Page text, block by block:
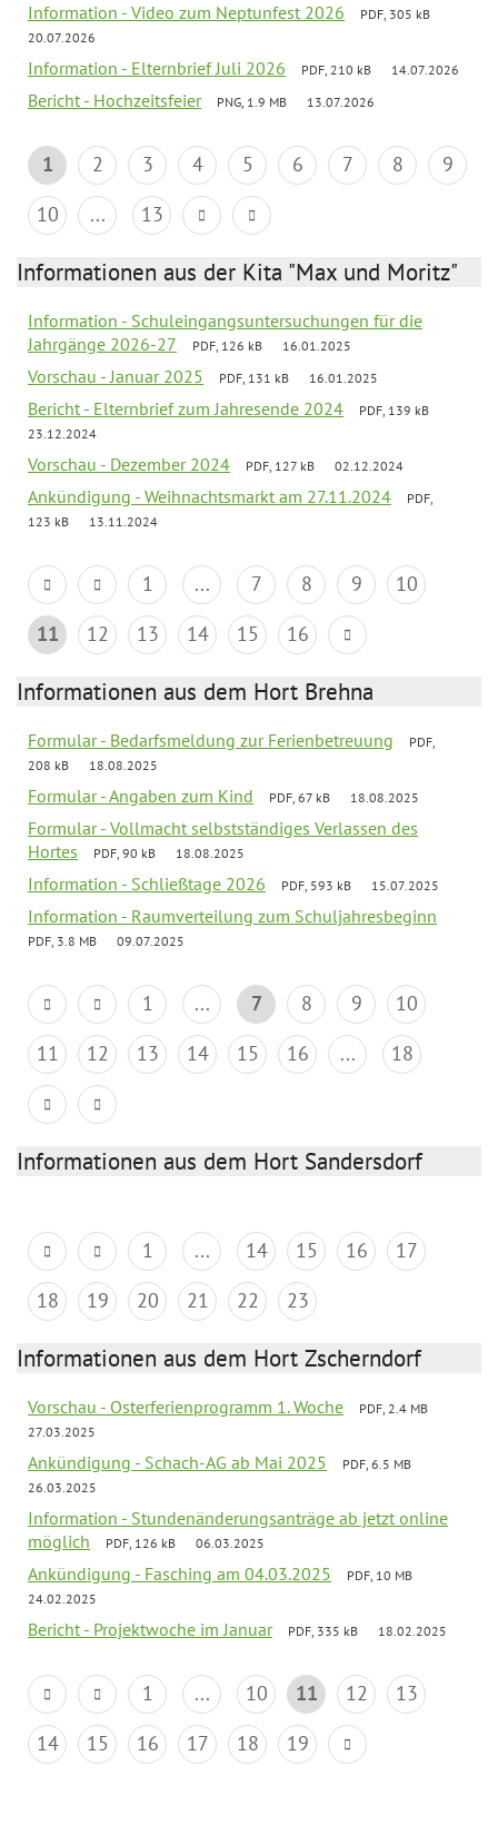
Information - Video zum Neptunfest 2026
PDF, 305 kB
20.07.2026
Information - Elternbrief Juli 2026 PDF, 210 kB 14.07.2026
Bericht - Hochzeitsfeier PNG, 1.9 MB 13.07.2026
1 2 3 4 5 6 7 8
9
10
... 13
Informationen aus der Kita "Max und Moritz"
Information - Schuleingangsuntersuchungen für die
Jahrgänge 2026-27
PDF, 126 kB 16.01.2025
Vorschau - Januar 2025 PDF, 131 kB 16.01.2025
Bericht - Elternbrief zum Jahresende 2024
PDF, 139 kB
23.12.2024
Vorschau - Dezember 2024 PDF, 127 kB 02.12.2024
Ankündigung - Weihnachtsmarkt am 27.11.2024
PDF,
123 kB
13.11.2024
1 ... 7 8 9
10
11
12 13 14 15 16
Informationen aus dem Hort Brehna
Formular - Bedarfsmeldung zur Ferienbetreuung
PDF,
208 kB
18.08.2025
Formular - Angaben zum Kind PDF, 67 kB 18.08.2025
Formular - Vollmacht selbstständiges Verlassen des
Hortes
PDF, 90 kB 18.08.2025
Information - Schließtage 2026 PDF, 593 kB 15.07.2025
Information - Raumverteilung zum Schuljahresbeginn
PDF, 3.8 MB 09.07.2025
1 ... 7 8 9
10
11
12 13 14 15 16 ... 18
Informationen aus dem Hort Sandersdorf
1 ... 14 15 16
17
18
19 20 21 22 23
Informationen aus dem Hort Zscherndorf
Vorschau - Osterferienprogramm 1. Woche
PDF, 2.4 MB
27.03.2025
Ankündigung - Schach-AG ab Mai 2025
PDF, 6.5 MB
26.03.2025
Information - Stundenänderungsanträge ab jetzt online
möglich
PDF, 126 kB 06.03.2025
Ankündigung - Fasching am 04.03.2025
PDF, 10 MB
24.02.2025
Bericht - Projektwoche im Januar PDF, 335 kB 18.02.2025
1 ... 10 11 12
13
14
15 16 17 18 19